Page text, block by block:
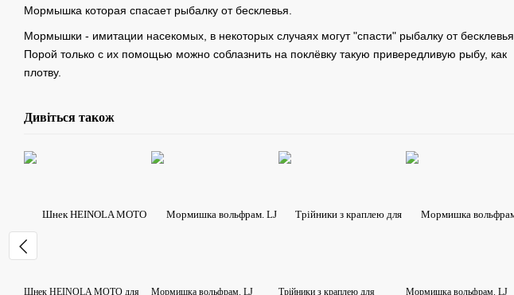
Мормышка которая спасает рыбалку от бесклевья.
Мормышки - имитации насекомых, в некоторых случаях могут "спасти" рыбалку от бесклевья.
Порой только с их помощью можно соблазнить на поклёвку такую привередливую рыбу, как
плотву.
Дивіться також
Шнек HEINOLA MOTO для
Мормишка вольфрам. LJ
Трійники з краплею для
Мормишка вольфрам. LJ